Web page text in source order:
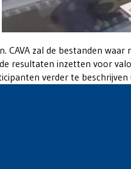
zal de bestanden
resultaten inzetten voor
verder te beschrijven